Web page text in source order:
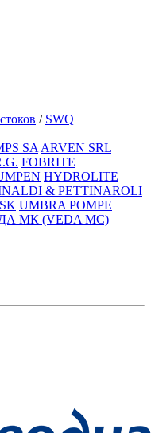
/ SWQ
SAARVEN SRL
FOBRITE
HYDROLITE
& PETTINAROLI
UMBRA POMPE
МК (VEDA MC)